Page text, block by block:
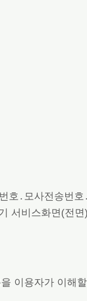
호․모사전송번호
서비스화면(전면
이용자가 이해